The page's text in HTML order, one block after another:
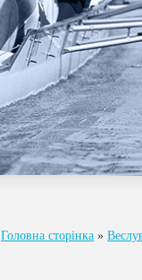
Головна сторінка »